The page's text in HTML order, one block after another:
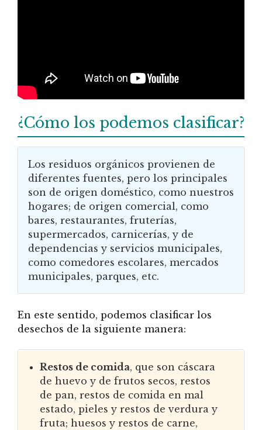
¿Cómo los podemos clasificar?
Los residuos orgánicos provienen de
diferentes fuentes, pero los principales
son de origen doméstico, como nuestros
hogares; de origen comercial, como
bares, restaurantes, fruterías,
supermercados, carnicerías, y de
dependencias y servicios municipales,
como comedores escolares, mercados
municipales, parques, etc.
En este sentido, podemos clasificar los
desechos de la siguiente manera:
Restos de comida, que son cáscara
de huevo y de frutos secos, restos
de pan, restos de comida en mal
estado, pieles y restos de verdura y
fruta; huesos y restos de carne,